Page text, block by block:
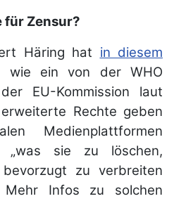
für Zensur?
Häring hat in diesem
wie ein von der WHO
EU-Kommission laut
Rechte geben
Medienplattformen
„was sie zu löschen,
zu verbreiten
Mehr Infos zu solchen